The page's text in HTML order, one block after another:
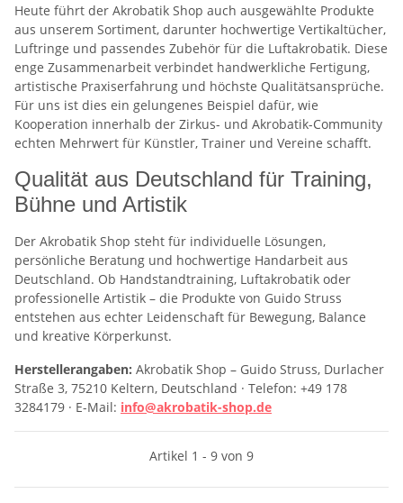
Heute führt der Akrobatik Shop auch ausgewählte Produkte
aus unserem Sortiment, darunter hochwertige Vertikaltücher,
Luftringe und passendes Zubehör für die Luftakrobatik. Diese
enge Zusammenarbeit verbindet handwerkliche Fertigung,
artistische Praxiserfahrung und höchste Qualitätsansprüche.
Für uns ist dies ein gelungenes Beispiel dafür, wie
Kooperation innerhalb der Zirkus- und Akrobatik-Community
echten Mehrwert für Künstler, Trainer und Vereine schafft.
Qualität aus Deutschland für Training,
Bühne und Artistik
Der Akrobatik Shop steht für individuelle Lösungen,
persönliche Beratung und hochwertige Handarbeit aus
Deutschland. Ob Handstandtraining, Luftakrobatik oder
professionelle Artistik – die Produkte von Guido Struss
entstehen aus echter Leidenschaft für Bewegung, Balance
und kreative Körperkunst.
Herstellerangaben: Akrobatik Shop – Guido Struss, Durlacher
Straße 3, 75210 Keltern, Deutschland · Telefon: +49 178
3284179 · E-Mail: info@akrobatik-shop.de
Artikel 1 - 9 von 9